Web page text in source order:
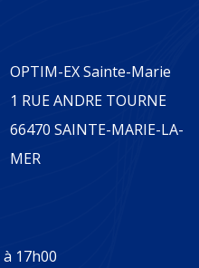
OPTIM-EX Sainte-Marie
1 RUE ANDRE TOURNE
66470 SAINTE-MARIE-LA-
MER
17h00